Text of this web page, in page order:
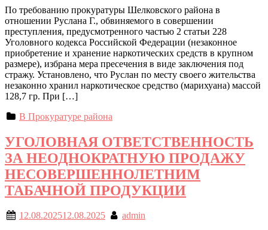
По требованию прокуратуры Шелковского района в
отношении Руслана Г., обвиняемого в совершении
преступления, предусмотренного частью 2 статьи 228
Уголовного кодекса Российской Федерации (незаконное
приобретение и хранение наркотических средств в крупном
размере), избрана мера пресечения в виде заключения под
стражу. Установлено, что Руслан по месту своего жительства
незаконно хранил наркотическое средство (марихуана) массой
128,7 гр. При […]
В Прокуратуре района
УГОЛОВНАЯ ОТВЕТСТВЕННОСТЬ
ЗА НЕОДНОКРАТНУЮ ПРОДАЖУ
НЕСОВЕРШЕННОЛЕТНИМ
ТАБАЧНОЙ ПРОДУКЦИИ
12.08.202512.08.2025
admin